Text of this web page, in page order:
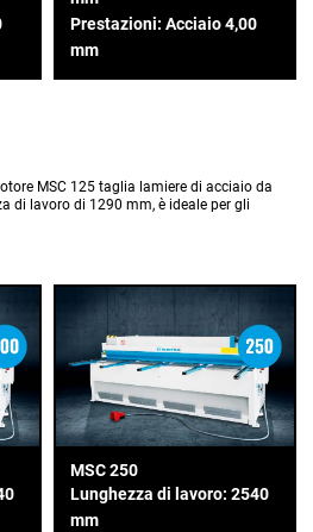
Prestazioni: Acciaio 4,00
mm
MSC 125 taglia lamiere di acciaio da
di lavoro di 1290 mm, è ideale per gli
MSC 250
Lunghezza di lavoro: 2540
mm